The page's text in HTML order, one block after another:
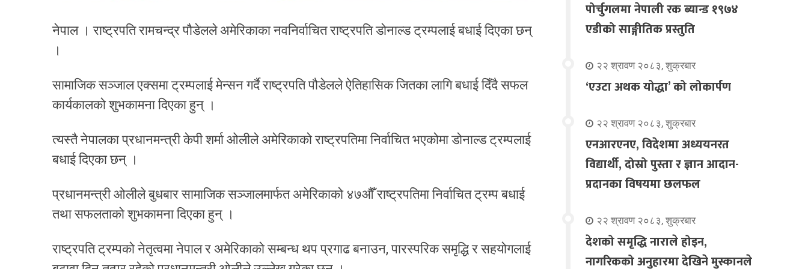
नेपाल । राष्ट्रपति रामचन्द्र पौडेलले अमेरिकाका नवनिर्वाचित राष्ट्रपति डोनाल्ड ट्रम्पलाई बधाई दिएका छन्
।
सामाजिक सञ्जाल एक्समा ट्रम्पलाई मेन्सन गर्दै राष्ट्रपति पौडेलले ऐतिहासिक जितका लागि बधाई दिँदै सफल
कार्यकालको शुभकामना दिएका हुन् ।
त्यस्तै नेपालका प्रधानमन्त्री केपी शर्मा ओलीले अमेरिकाको राष्ट्रपतिमा निर्वाचित भएकोमा डोनाल्ड ट्रम्पलाई
बधाई दिएका छन् ।
प्रधानमन्त्री ओलीले बुधबार सामाजिक सञ्जालमार्फत अमेरिकाको ४७औँ राष्ट्रपतिमा निर्वाचित ट्रम्प बधाई
तथा सफलताको शुभकामना दिएका हुन् ।
राष्ट्रपति ट्रम्पको नेतृत्वमा नेपाल र अमेरिकाको सम्बन्ध थप प्रगाढ बनाउन, पारस्परिक समृद्धि र सहयोगलाई
पोर्चुगलमा नेपाली रक ब्यान्ड १९७४
एडीको साङ्गीतिक प्रस्तुति
२२ श्रावण २०८३, शुक्रबार
‘एउटा अथक योद्धा’ को लोकार्पण
२२ श्रावण २०८३, शुक्रबार
एनआरएनए, विदेशमा अध्ययनरत
विद्यार्थी, दोस्रो पुस्ता र ज्ञान आदान-
प्रदानका विषयमा छलफल
२२ श्रावण २०८३, शुक्रबार
देशको समृद्धि नाराले होइन,
नागरिकको अनुहारमा देखिने मुस्कानले